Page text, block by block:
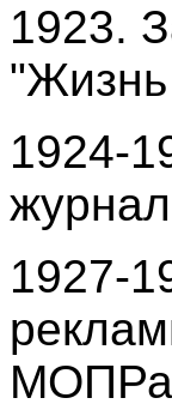
1923.
"Жизнь
1924-
1927-